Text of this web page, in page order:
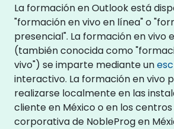
La formación en Outlook está
"formación en vivo en línea" o
presencial". La formación en vivo
(también conocida como
vivo") se imparte mediante un
interactivo. La formación en vivo
realizarse localmente en las
cliente en México o en los
corporativa de NobleProg en